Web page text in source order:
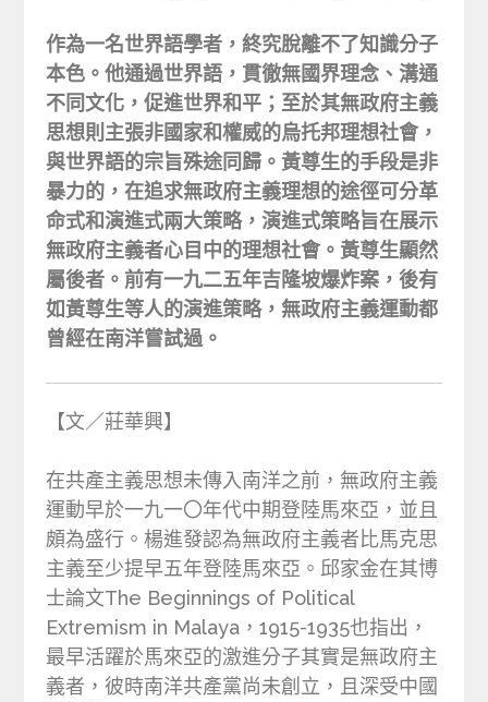
作為一名世界語學者，終究脫離不了知識分子
本色。他通過世界語，貫徹無國界理念、溝通
不同文化，促進世界和平；至於其無政府主義
思想則主張非國家和權威的烏托邦理想社會，
與世界語的宗旨殊途同歸。黃尊生的手段是非
暴力的，在追求無政府主義理想的途徑可分革
命式和演進式兩大策略，演進式策略旨在展示
無政府主義者心目中的理想社會。黃尊生顯然
屬後者。前有一九二五年吉隆坡爆炸案，後有
如黃尊生等人的演進策略，無政府主義運動都
曾經在南洋嘗試過。
【文／莊華興】
在共產主義思想未傳入南洋之前，無政府主義
運動早於一九一〇年代中期登陸馬來亞，並且
頗為盛行。楊進發認為無政府主義者比馬克思
主義至少提早五年登陸馬來亞。邱家金在其博
士論文The Beginnings of Political
Extremism in Malaya，1915-1935也指出，
最早活躍於馬來亞的激進分子其實是無政府主
義者，彼時南洋共產黨尚未創立，且深受中國